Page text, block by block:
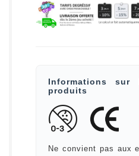
Informations
produits
Ne convient pas aux